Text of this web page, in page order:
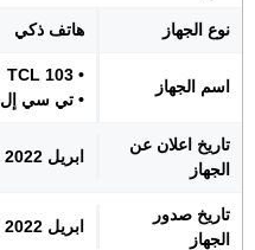
نوع الجهاز هاتف ذكي
اسم الجهاز
• TCL 103
• تي سي إل 103
تاريخ اعلان عن
الجهاز
ابريل 2022
تاريخ صدور
الجهاز
ابريل 2022